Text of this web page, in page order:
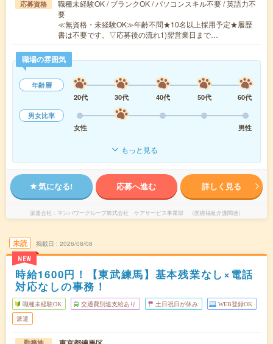
応募資格
職種未経験OK / ブランクOK / パソコンスキル不要 / 英語力不
要
≪無資格・未経験OK≫年齢不問★10名以上採用予定★履歴
書は不要です。▽応募後の流れ1)翌営業日まで…
職場の雰囲気
年齢層
20代
30代 40代 50代
60代
男女比率
女性
男性
もっと見る
気になる! 応募へ進む 詳しく見る
派遣会社 マンパワーグループ株式会社 ケアサービス事業部 （医療福祉介護関連）
未読
NEW
掲載日 2026/08/08
時給1600円！【東武練馬】基本残業なし×電話
対応なしの事務！
職種未経験OK 交通費別途支給あり 土日祝日が休み WEB登録OK
派遣